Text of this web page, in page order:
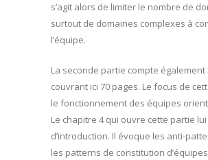
s’agit alors de limiter le nombre de
surtout de domaines complexes à
l’équipe.
La seconde partie compte également
couvrant ici 70 pages. Le focus de
le fonctionnement des équipes
Le chapitre 4 qui ouvre cette partie
d’introduction. Il évoque les anti-
les patterns de constitution